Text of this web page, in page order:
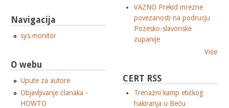
Navigacija
sys.monitor
O webu
Upute za autore
Objavljivanje članaka -
HOWTO
VAZNO Prekid mrezne
povezanosti na podrucju
Pozesko-slavonske
zupanije
Više
CERT RSS
Trenažni kamp etičkog
hakiranja u Beču